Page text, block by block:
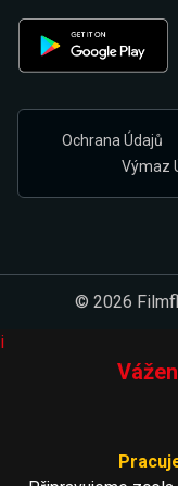
Ochrana Údajů
Výmaz
© 2026
i